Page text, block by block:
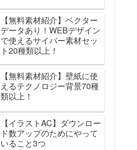
【無料素材紹介】ベクター
データあり！WEBデザイン
で使えるサイバー素材セッ
ト20種類以上！
【無料素材紹介】壁紙に使
えるテクノロジー背景70種
類以上！
【イラストAC】ダウンロー
ド数アップのためにやって
いること3つ